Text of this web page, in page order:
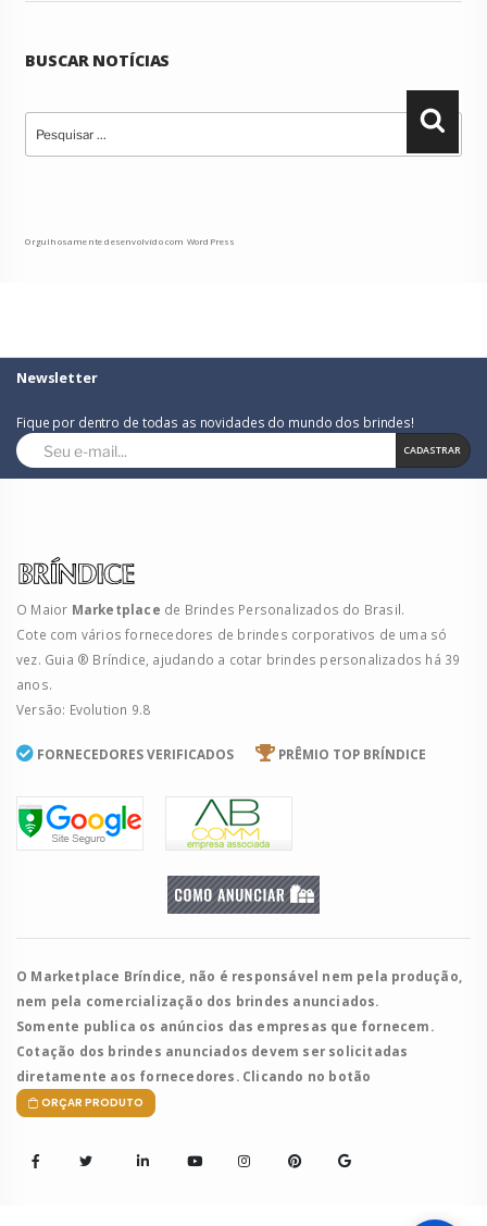
BUSCAR NOTÍCIAS
por:
Orgulhosamente desenvolvido com WordPress
Newsletter
Fique por dentro de todas as novidades do mundo dos brindes!
CADASTRAR
O Maior Marketplace de Brindes Personalizados do Brasil.
Cote com vários fornecedores de brindes corporativos de uma só
vez. Guia ® Bríndice, ajudando a cotar brindes personalizados há 39
anos.
Versão: Evolution 9.8
FORNECEDORES VERIFICADOS PRÊMIO TOP BRÍNDICE
O Marketplace Bríndice, não é responsável nem pela produção,
nem pela comercialização dos brindes anunciados.
Somente publica os anúncios das empresas que fornecem.
Cotação dos brindes anunciados devem ser solicitadas
diretamente aos fornecedores. Clicando no botão
ORÇAR PRODUTO